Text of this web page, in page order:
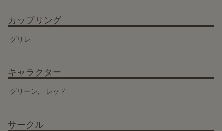
カップリング
グリレ
キャラクター
グリーン レッド
サークル